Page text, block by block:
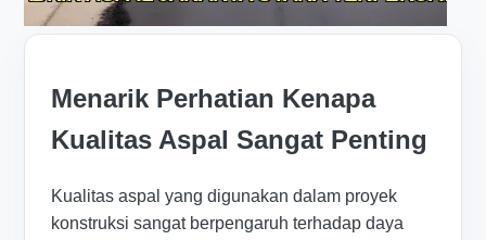
Menarik Perhatian Kenapa
Kualitas Aspal Sangat Penting
Kualitas aspal yang digunakan dalam proyek
konstruksi sangat berpengaruh terhadap daya